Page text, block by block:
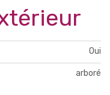
Oui
arboré